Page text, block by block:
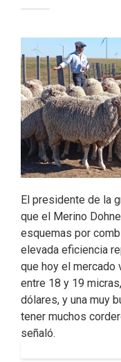
e
o
o
k
d
I
n
e
r
El presidente de la
que el Merino
esquemas por
elevada eficiencia
que hoy el mercado
entre 18 y 19
dólares, y una muy
tener muchos
señaló.